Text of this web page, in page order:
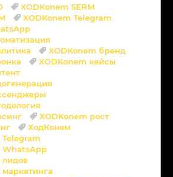
XODKonem SERM
XODKonem Telegram
XODKonem бренд
XODKonem кейсы
XODKonem рост
ХодКонем
Telegram
WhatsApp
лидов
маркетинга